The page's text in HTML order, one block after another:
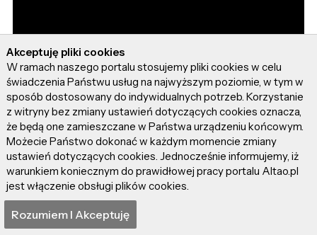
Akceptuję pliki cookies
W ramach naszego portalu stosujemy pliki cookies w celu
świadczenia Państwu usług na najwyższym poziomie, w tym w
sposób dostosowany do indywidualnych potrzeb. Korzystanie
z witryny bez zmiany ustawień dotyczących cookies oznacza,
że będą one zamieszczane w Państwa urządzeniu końcowym.
Możecie Państwo dokonać w każdym momencie zmiany
ustawień dotyczących cookies. Jednocześnie informujemy, iż
warunkiem koniecznym do prawidłowej pracy portalu Altao.pl
jest włączenie obsługi plików cookies.
Rozumiem I Akceptuję